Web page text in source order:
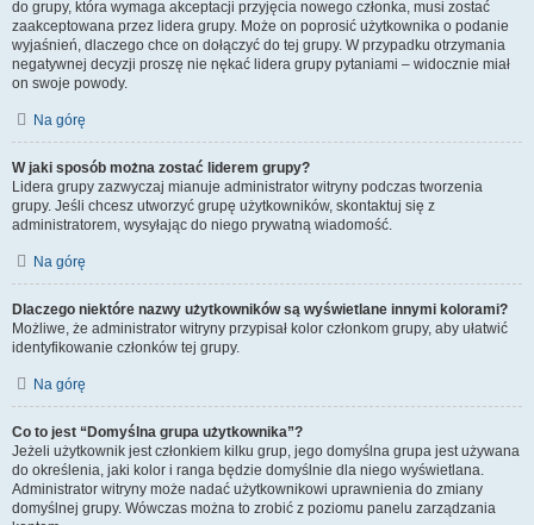
do grupy, która wymaga akceptacji przyjęcia nowego członka, musi zostać
zaakceptowana przez lidera grupy. Może on poprosić użytkownika o podanie
wyjaśnień, dlaczego chce on dołączyć do tej grupy. W przypadku otrzymania
negatywnej decyzji proszę nie nękać lidera grupy pytaniami – widocznie miał
on swoje powody.
Na górę
W jaki sposób można zostać liderem grupy?
Lidera grupy zazwyczaj mianuje administrator witryny podczas tworzenia
grupy. Jeśli chcesz utworzyć grupę użytkowników, skontaktuj się z
administratorem, wysyłając do niego prywatną wiadomość.
Na górę
Dlaczego niektóre nazwy użytkowników są wyświetlane innymi kolorami?
Możliwe, że administrator witryny przypisał kolor członkom grupy, aby ułatwić
identyfikowanie członków tej grupy.
Na górę
Co to jest “Domyślna grupa użytkownika”?
Jeżeli użytkownik jest członkiem kilku grup, jego domyślna grupa jest używana
do określenia, jaki kolor i ranga będzie domyślnie dla niego wyświetlana.
Administrator witryny może nadać użytkownikowi uprawnienia do zmiany
domyślnej grupy. Wówczas można to zrobić z poziomu panelu zarządzania